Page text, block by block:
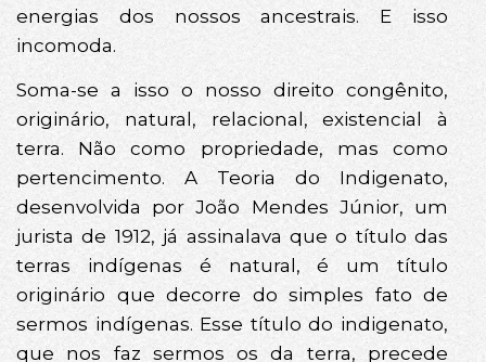
energias dos nossos ancestrais. E isso
incomoda.
Soma-se a isso o nosso direito congênito,
originário, natural, relacional, existencial à
terra. Não como propriedade, mas como
pertencimento. A Teoria do Indigenato,
desenvolvida por João Mendes Júnior, um
jurista de 1912, já assinalava que o título das
terras indígenas é natural, é um título
originário que decorre do simples fato de
sermos indígenas. Esse título do indigenato,
que nos faz sermos os da terra, precede